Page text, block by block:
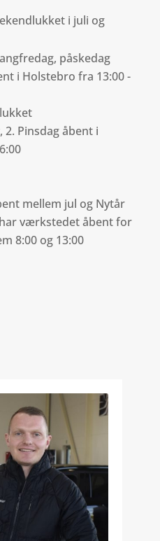
i juli og
påskedag
i Holstebro fra 13:00 -
2. Pinsdag åbent i
mellem jul og Nytår
værkstedet åbent for
8:00 og 13:00